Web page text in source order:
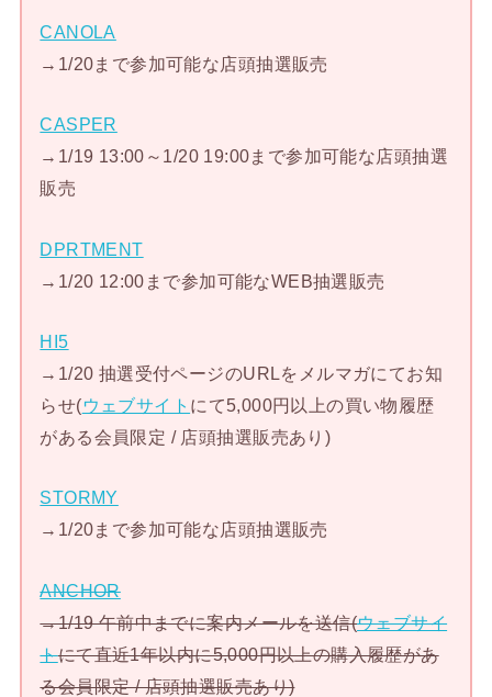
CANOLA
→1/20まで参加可能な店頭抽選販売
CASPER
→1/19 13:00～1/20 19:00まで参加可能な店頭抽選
販売
DPRTMENT
→1/20 12:00まで参加可能なWEB抽選販売
HI5
→1/20 抽選受付ページのURLをメルマガにてお知
らせ(ウェブサイト にて5,000円以上の買い物履歴
がある会員限定 / 店頭抽選販売あり)
STORMY
→1/20まで参加可能な店頭抽選販売
ANCHOR
→1/19 午前中までに案内メールを送信(ウェブサイ
トにて直近1年以内に5,000円以上の購入履歴があ
る会員限定 / 店頭抽選販売あり)